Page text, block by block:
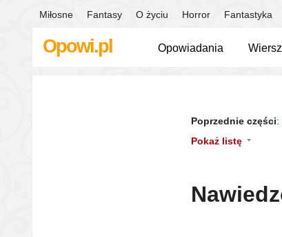
Miłosne Fantasy O życiu Horror Fantastyka
Opowi.pl Opowiadania
Poprzednie części:
Pokaż listę